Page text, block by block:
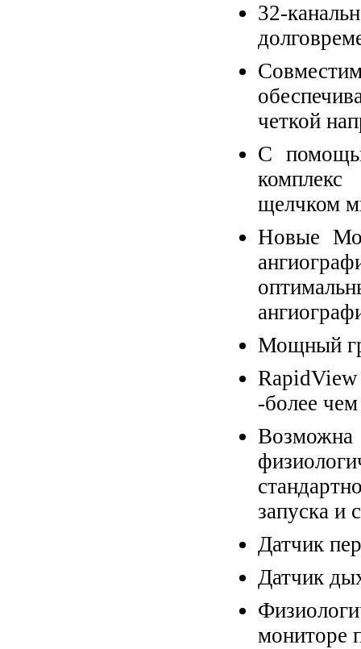
32-
четкой
С
щелчком
Новые
Мощный
RapidView
-более
запуска и
Датчик
Датчик
мониторе